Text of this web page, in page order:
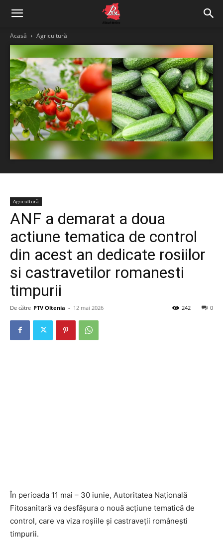
Acasă Agricultură
Agricultură
ANF a demarat a doua
actiune tematica de control
din acest an dedicate rosiilor
si castravetilor romanesti
timpurii
De către PTV Oltenia - 12 mai 2026 0
242
În perioada 11 mai – 30 iunie, Autoritatea Națională
Fitosanitară va desfășura o nouă acțiune tematică de
control, care va viza roșiile și castraveții românești
timpurii.